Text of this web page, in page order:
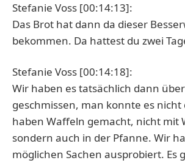
Stefanie Voss [00:14:13]:
Das Brot hat dann da dieser
bekommen. Da hattest du zwei
Stefanie Voss [00:14:18]:
Wir haben es tatsächlich dann
geschmissen, man konnte es nicht
haben Waffeln gemacht, nicht mit
sondern auch in der Pfanne. Wir
möglichen Sachen ausprobiert. Es